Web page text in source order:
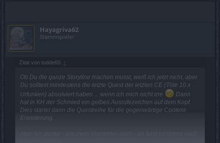
Hayagriva62
Stammspieler
Zitat von todde65: ↑
Ob Du die ganze Storyline machen musst, weiß ich jetzt nicht, aber
Du solltest mindestens die letzte Quest der letzten CE (Töte 10 x
Urfunken) absolviert haben ... wenn ich mich nicht irre
Dann
hat in KH der Schmied ein gelbes Ausrufezeichen auf dem Kopf.
Dies startet dann die Questreihe für die gegenwärtige Content-
Erweiterung.